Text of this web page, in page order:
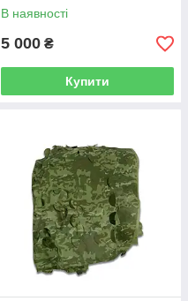
В наявності
5 000 ₴
Купити